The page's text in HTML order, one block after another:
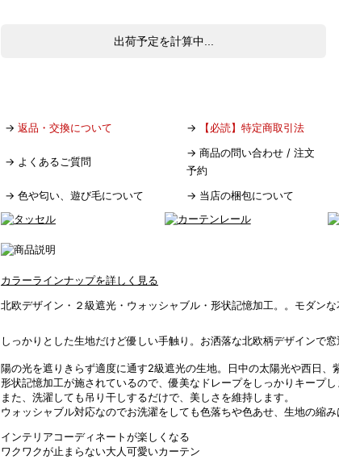
出荷予定を計算中...
→ 返品・交換について → 【必読】特定商取引法
→ よくあるご質問
→ 商品の問い合わせ / 注文
予約
→ 色や匂い、遊び毛について → 当店の梱包について
カラーラインナップを詳しく見る
北欧デザイン・２級遮光・ウォッシャブル・形状記憶加工。。モダン
しっかりとした生地だけど優しい手触り。お洒落な北欧柄デザインで
陽の光を遮りきらず適度に通す2級遮光の生地。日中の太陽光や西日、
形状記憶加工が施されているので、優美なドレープをしっかりキープし
また、洗濯しても吊り干しするだけで、美しさを維持します。
ウォッシャブル対応なのでお洗濯をしても色落ちや色あせ、生地の縮み
インテリアコーディネートが楽しくなる
ワクワクが止まらない大人可愛いカーテン